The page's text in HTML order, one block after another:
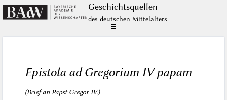
Geschichts­quellen
des deutschen Mittelalters
☰
Epistola ad Gregorium IV papam
(Brief an Papst Gregor IV.)